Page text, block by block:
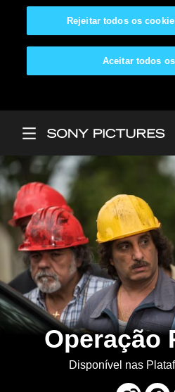
Rejeitar todos os
Aceitar todos
Operação
Disponível nas